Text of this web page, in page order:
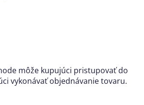
môže kupujúci pristupovať do
vykonávať objednávanie tovaru.